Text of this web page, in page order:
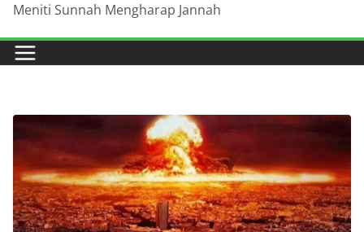
Meniti Sunnah Mengharap Jannah